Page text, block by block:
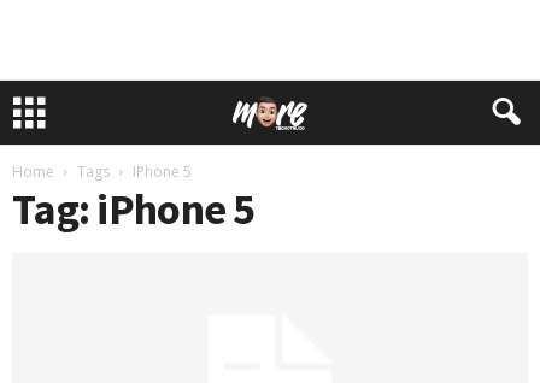
Home Tags IPhone 5
Tag: iPhone 5